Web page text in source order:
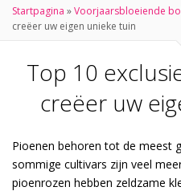
Startpagina »Voorjaarsbloeiende
creëer uw eigen unieke tuin
Top 10
creëer uw
Pioenen behoren tot de meest
sommige cultivars zijn veel
pioenrozen hebben zeldzame